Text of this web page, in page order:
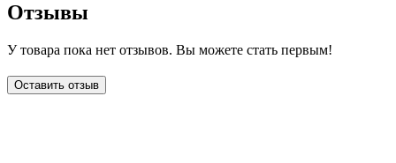
Отзывы
У товара пока нет отзывов. Вы можете стать первым!
Оставить отзыв